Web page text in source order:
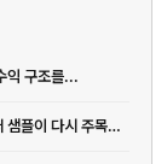
익 구조를...
[AI] AI 시대에 배우지 말고 베껴야 하는 진짜 이유, 슈퍼 샘플이 다시 주목받는 이유